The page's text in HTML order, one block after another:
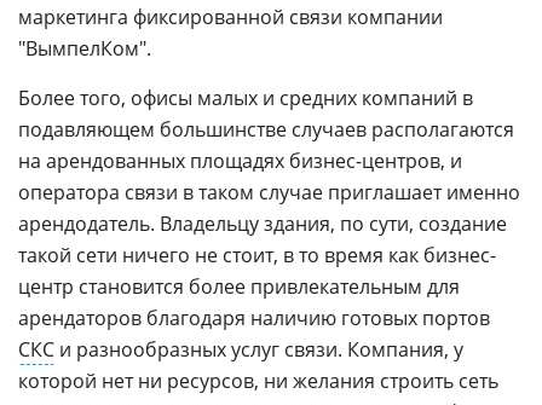
маркетинга фиксированной связи компании
"ВымпелКом".
Более того, офисы малых и средних компаний в
подавляющем большинстве случаев располагаются
на арендованных площадях бизнес-центров, и
оператора связи в таком случае приглашает именно
арендодатель. Владельцу здания, по сути, создание
такой сети ничего не стоит, в то время как бизнес-
центр становится более привлекательным для
арендаторов благодаря наличию готовых портов
СКС и разнообразных услуг связи. Компания, у
которой нет ни ресурсов, ни желания строить сеть